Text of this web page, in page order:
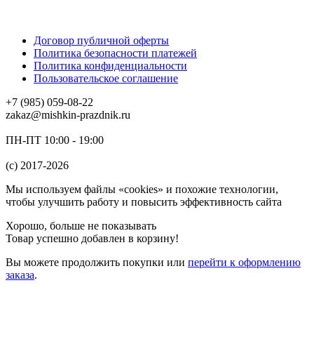
Договор публичной оферты
Политика безопасности платежей
Политика конфиденциальности
Пользовательское соглашение
+7 (985) 059-08-22
zakaz@mishkin-prazdnik.ru
ПН-ПТ 10:00 - 19:00
(c) 2017-2026
Мы используем файлы «cookies» и похожие технологии,
чтобы улучшить работу и повысить эффективность сайта
Хорошо, больше не показывать
Товар успешно добавлен в корзину!
Вы можете продолжить покупки или перейти к оформлению
заказа.